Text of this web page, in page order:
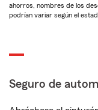
ahorros, nombres de los
podrían variar según el
Seguro de